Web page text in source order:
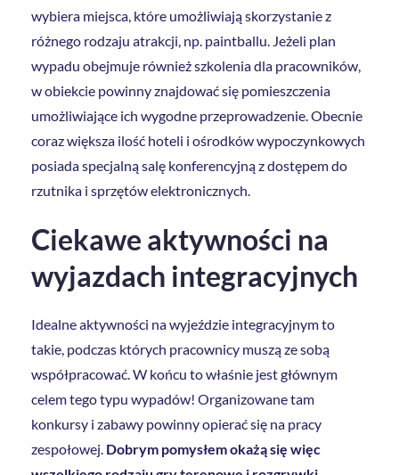
wybiera miejsca, które umożliwiają skorzystanie z
różnego rodzaju atrakcji, np. paintballu. Jeżeli plan
wypadu obejmuje również szkolenia dla pracowników,
w obiekcie powinny znajdować się pomieszczenia
umożliwiające ich wygodne przeprowadzenie. Obecnie
coraz większa ilość hoteli i ośrodków wypoczynkowych
posiada specjalną salę konferencyjną z dostępem do
rzutnika i sprzętów elektronicznych.
Ciekawe aktywności na
wyjazdach integracyjnych
Idealne aktywności na wyjeździe integracyjnym to
takie, podczas których pracownicy muszą ze sobą
współpracować. W końcu to właśnie jest głównym
celem tego typu wypadów! Organizowane tam
konkursy i zabawy powinny opierać się na pracy
zespołowej. Dobrym pomysłem okażą się więc